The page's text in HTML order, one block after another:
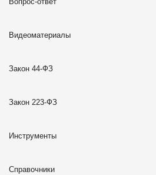
Видеоматериалы
Закон 44-ФЗ
Закон 223-ФЗ
Инструменты
Справочники